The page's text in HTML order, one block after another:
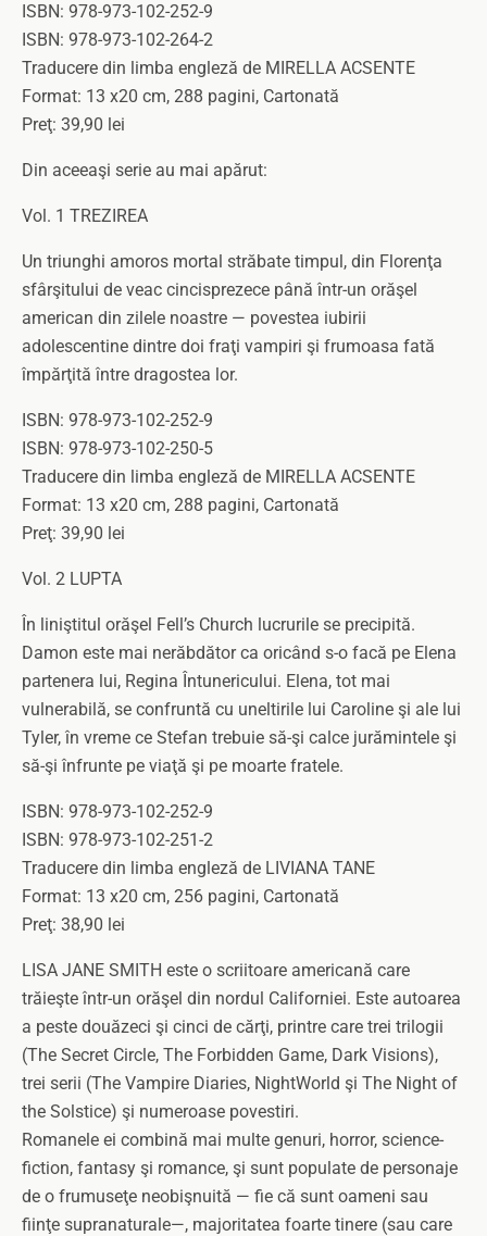
ISBN: 978-973-102-252-9
ISBN: 978-973-102-264-2
Traducere din limba engleză de MIRELLA ACSENTE
Format: 13 x20 cm, 288 pagini, Cartonată
Preţ: 39,90 lei
Din aceeaşi serie au mai apărut:
Vol. 1 TREZIREA
Un triunghi amoros mortal străbate timpul, din Florenţa
sfârşitului de veac cincisprezece până într-un orăşel
american din zilele noastre — povestea iubirii
adolescentine dintre doi fraţi vampiri şi frumoasa fată
împărţită între dragostea lor.
ISBN: 978-973-102-252-9
ISBN: 978-973-102-250-5
Traducere din limba engleză de MIRELLA ACSENTE
Format: 13 x20 cm, 288 pagini, Cartonată
Preţ: 39,90 lei
Vol. 2 LUPTA
În liniştitul orăşel Fell’s Church lucrurile se precipită.
Damon este mai nerăbdător ca oricând s-o facă pe Elena
partenera lui, Regina Întunericului. Elena, tot mai
vulnerabilă, se confruntă cu uneltirile lui Caroline şi ale lui
Tyler, în vreme ce Stefan trebuie să-şi calce jurămintele şi
să-şi înfrunte pe viaţă şi pe moarte fratele.
ISBN: 978-973-102-252-9
ISBN: 978-973-102-251-2
Traducere din limba engleză de LIVIANA TANE
Format: 13 x20 cm, 256 pagini, Cartonată
Preţ: 38,90 lei
LISA JANE SMITH este o scriitoare americană care
trăieşte într-un orăşel din nordul Californiei. Este autoarea
a peste douăzeci şi cinci de cărţi, printre care trei trilogii
(The Secret Circle, The Forbidden Game, Dark Visions),
trei serii (The Vampire Diaries, NightWorld şi The Night of
the Solstice) şi numeroase povestiri.
Romanele ei combină mai multe genuri, horror, science-
fiction, fantasy şi romance, şi sunt populate de personaje
de o frumuseţe neobişnuită — fie că sunt oameni sau
fiinţe supranaturale—, majoritatea foarte tinere (sau care